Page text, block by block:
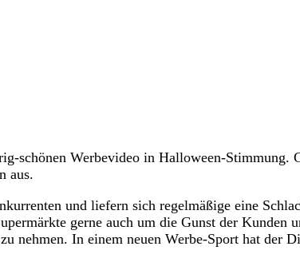
schönen Werbevideo in Halloween-Stimmung.
aus.
und liefern sich regelmäßige eine
gerne auch um die Gunst der Kunden
nehmen. In einem neuen Werbe-Sport hat der